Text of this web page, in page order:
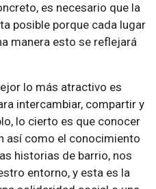
es necesario que la
posible porque cada lugar
manera esto se reflejará
lo más atractivo es
intercambiar, compartir y
lo cierto es que conocer
así como el conocimiento
historias de barrio, nos
entorno, y esta es la